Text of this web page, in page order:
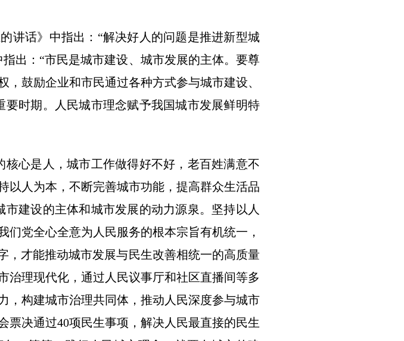
话》中指出：“解决好人的问题是推进新型城
出：“市民是城市建设、城市发展的主体。要尊
鼓励企业和市民通过各种方式参与城市建设、
时期。人民城市理念赋予我国城市发展鲜明特
心是人，城市工作做得好不好，老百姓满意不
以人为本，不断完善城市功能，提高群众生活品
建设的主体和城市发展的动力源泉。坚持以人
党全心全意为人民服务的根本宗旨有机统一，
，才能推动城市发展与民生改善相统一的高质量
治理现代化，通过人民议事厅和社区直播间等多
，构建城市治理共同体，推动人民深度参与城市
票决通过40项民生事项，解决人民最直接的民生